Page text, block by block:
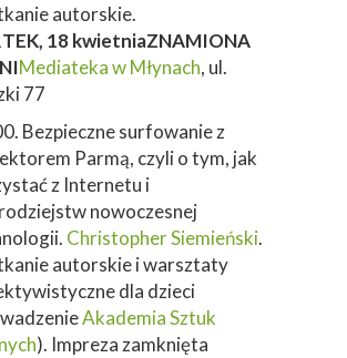
autorskie.
18 kwietniaZNAMIONA
Mediateka w Młynach, ul.
77
Bezpieczne surfowanie z
Parmą, czyli o tym, jak
z Internetu i
nowoczesnej
Christopher Siemieński.
autorskie i warsztaty
dla dzieci
Akademia Sztuk
). Impreza zamknięta